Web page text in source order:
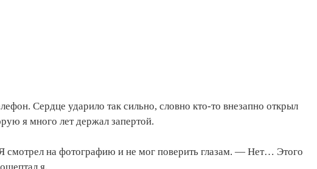
Сердце ударило так сильно, словно кто-то внезапно открыл
я много лет держал запертой.
смотрел на фотографию и не мог поверить глазам. — Нет… Этого